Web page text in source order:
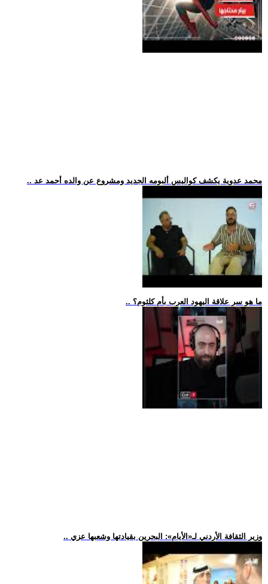
.. محمد عدوية يكشف كواليس ألبومه الجديد ومشروع عن والده أحمد عد
.. ما هو سر علاقة اليهود العرب بأم كلثوم؟
.. وزير الثقافة الأردني لـ«الأيام»: البحرين بقيادتها وشعبها عزي